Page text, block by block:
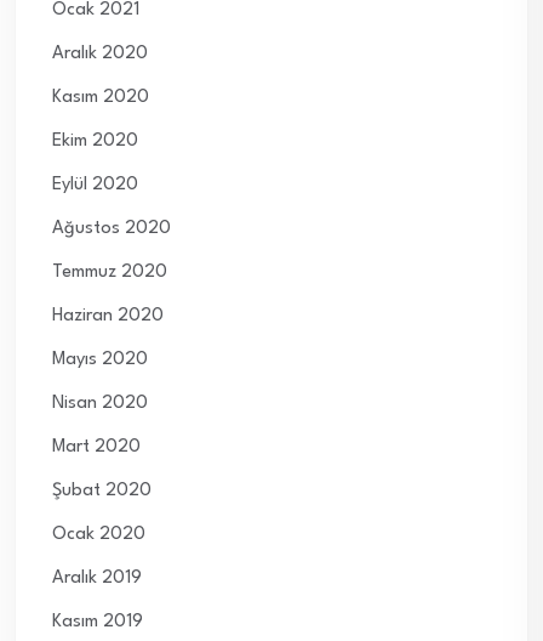
Ocak 2021
Aralık 2020
Kasım 2020
Ekim 2020
Eylül 2020
Ağustos 2020
Temmuz 2020
Haziran 2020
Mayıs 2020
Nisan 2020
Mart 2020
Şubat 2020
Ocak 2020
Aralık 2019
Kasım 2019